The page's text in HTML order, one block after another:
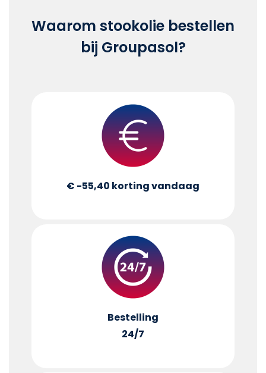
Waarom stookolie bestellen
bij Groupasol?
€ -55,40 korting vandaag
Bestelling
24/7